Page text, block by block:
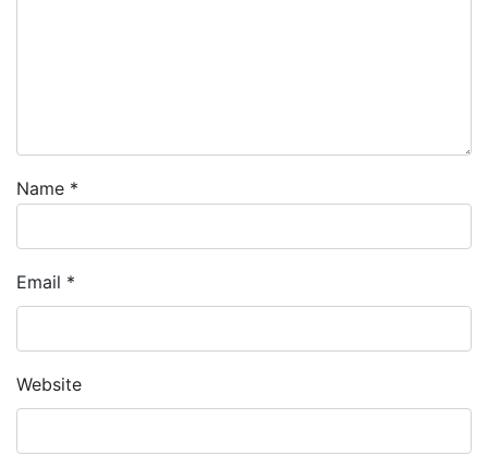
Name *
Email *
Website